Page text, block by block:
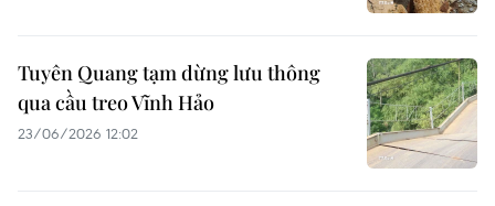
Tuyên Quang tạm dừng lưu thông
qua cầu treo Vĩnh Hảo
23/06/2026 12:02